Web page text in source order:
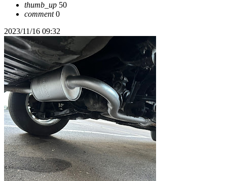
thumb_up 50
comment0
2023/11/16 09:32